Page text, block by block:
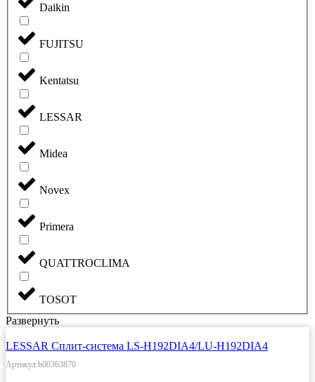
Daikin
FUJITSU
Kentatsu
LESSAR
Midea
Novex
Primera
QUATTROCLIMA
TOSOT
Развернуть
LESSAR Сплит-система LS-H192DIA4/LU-H192DIA4
Артикул:b00363870